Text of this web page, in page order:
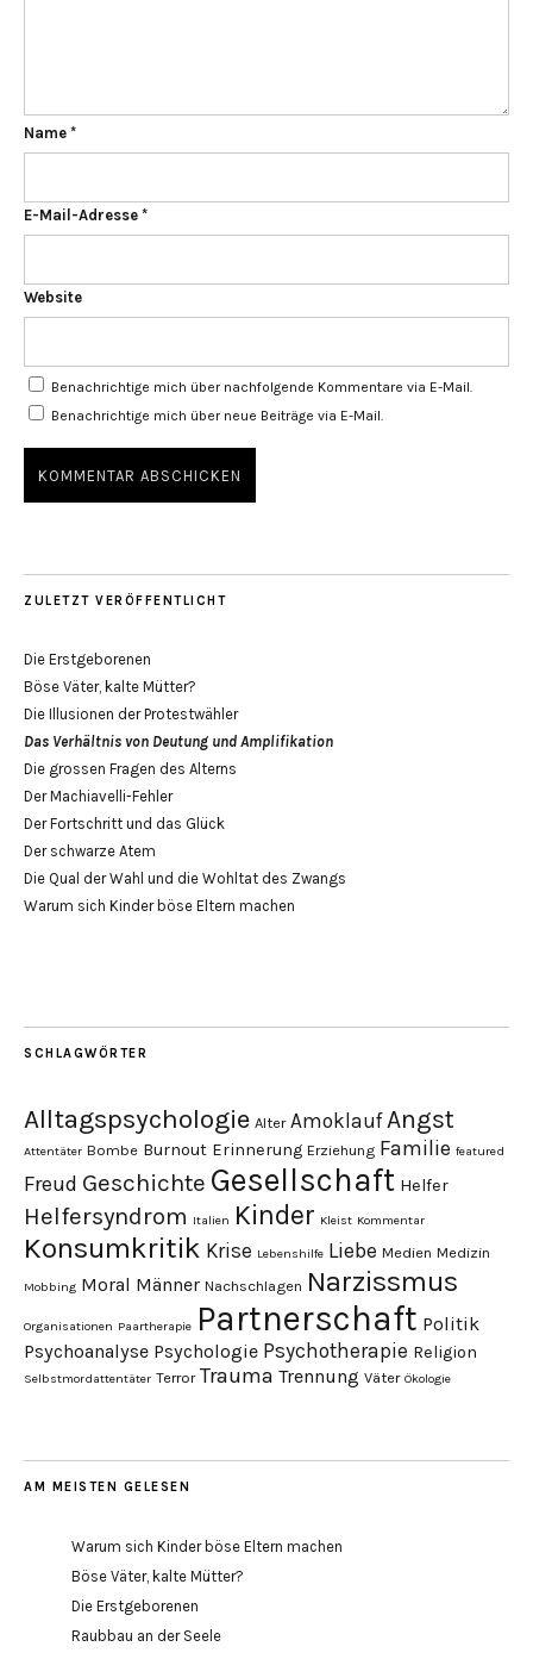
Name *
E-Mail-Adresse *
Website
Benachrichtige mich über nachfolgende Kommentare via E-Mail.
Benachrichtige mich über neue Beiträge via E-Mail.
ZULETZT VERÖFFENTLICHT
Die Erstgeborenen
Böse Väter, kalte Mütter?
Die Illusionen der Protestwähler
Das Verhältnis von Deutung und Amplifikation
Die grossen Fragen des Alterns
Der Machiavelli-Fehler
Der Fortschritt und das Glück
Der schwarze Atem
Die Qual der Wahl und die Wohltat des Zwangs
Warum sich Kinder böse Eltern machen
SCHLAGWÖRTER
Alltagspsychologie Alter Amoklauf Angst
Attentäter Bombe Burnout Erinnerung Erziehung Familie featured
Freud Geschichte Gesellschaft Helfer
Helfersyndrom Italien Kinder Kleist Kommentar
Konsumkritik Krise Lebenshilfe Liebe Medien Medizin
Mobbing Moral Männer Nachschlagen Narzissmus
Organisationen Paartherapie Partnerschaft Politik
Psychoanalyse Psychologie Psychotherapie Religion
Selbstmordattentäter Terror Trauma Trennung Väter Ökologie
AM MEISTEN GELESEN
Warum sich Kinder böse Eltern machen
Böse Väter, kalte Mütter?
Die Erstgeborenen
Raubbau an der Seele